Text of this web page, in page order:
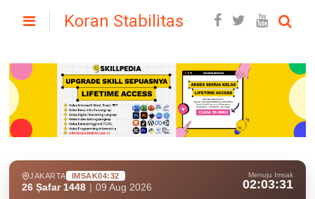
Koran Stabilitas
JAKARTA IMSAK04:32
26 Ṣafar 1448 09 Aug 2026
Menuju Imsak
02:03:30